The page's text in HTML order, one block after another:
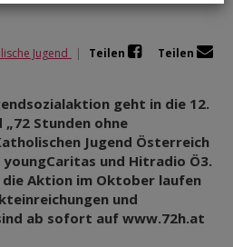
Jugend | Teilen
Teilen
geht in die 12.
Stunden ohne
Jugend Österreich
und Hitradio Ö3.
Aktion im Oktober laufen
und
ab sofort auf www.72h.at